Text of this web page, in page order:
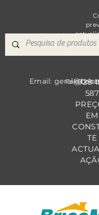
928
587
EM
TE
Fale Co
Email: